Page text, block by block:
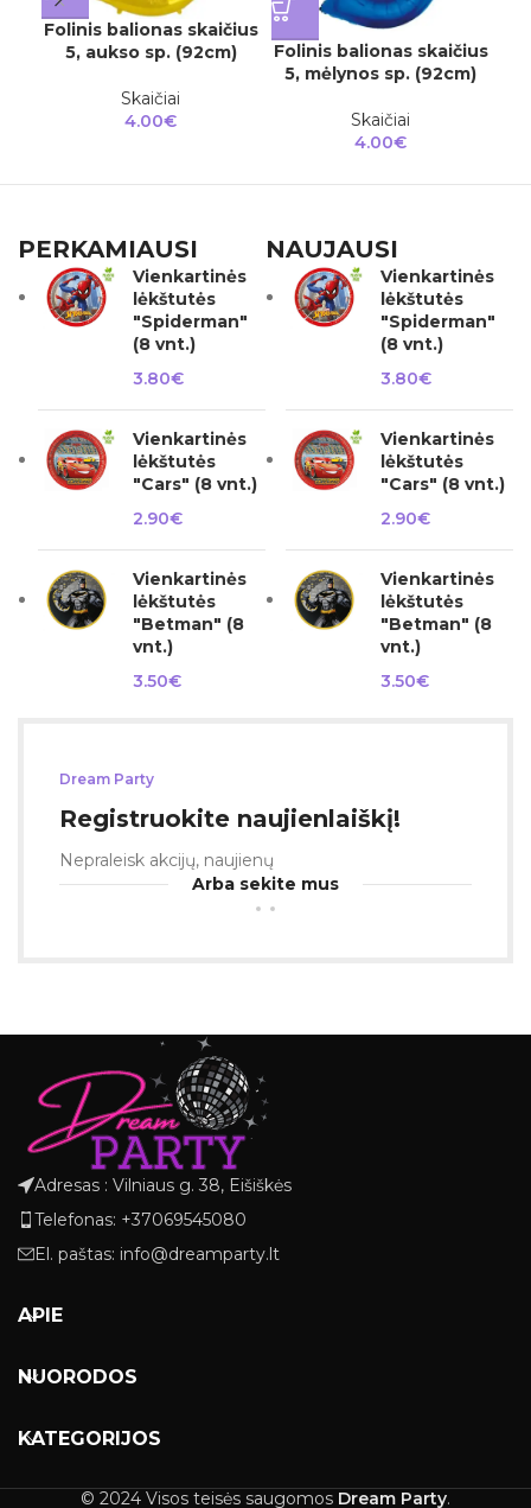
Folinis balionas skaičius
5, aukso sp. (92cm)
Skaičiai
4.00€
Folinis balionas skaičius
5, mėlynos sp. (92cm)
Skaičiai
4.00€
PERKAMIAUSI
Vienkartinės
lėkštutės
"Spiderman"
(8 vnt.)
3.80€
Vienkartinės
lėkštutės
"Cars" (8 vnt.)
2.90€
Vienkartinės
lėkštutės
"Betman" (8
vnt.)
3.50€
NAUJAUSI
Vienkartinės
lėkštutės
"Spiderman"
(8 vnt.)
3.80€
Vienkartinės
lėkštutės
"Cars" (8 vnt.)
2.90€
Vienkartinės
lėkštutės
"Betman" (8
vnt.)
3.50€
Dream Party
Registruokite naujienlaiškį!
Nepraleisk akcijų, naujienų
Arba sekite mus
Adresas : Vilniaus g. 38, Eišiškės
Telefonas: +37069545080
El. paštas: info@dreamparty.lt
APIE
NUORODOS
KATEGORIJOS
© 2024 Visos teisės saugomos Dream Party.